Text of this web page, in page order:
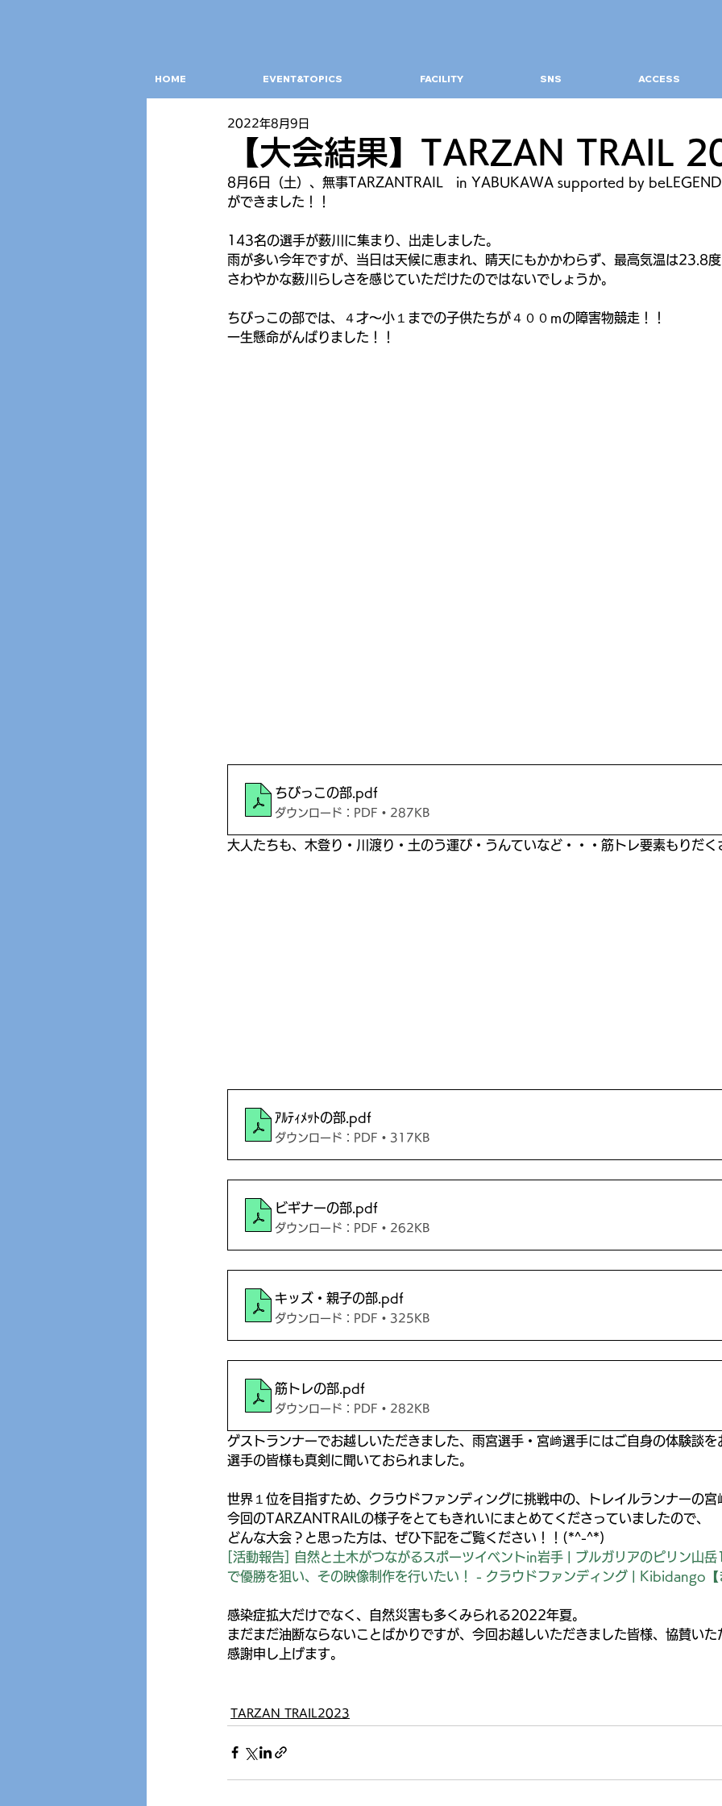
HOME EVENT&TOPICS FACILITY SNS ACCESS
【大会結果】TARZAN TRAIL
2022年8月9日
8月6日（土）、無事TARZANTRAIL　in YABUKAWA supported by beLEGEND
ができました！！
143名の選手が薮川に集まり、出走しました。
雨が多い今年ですが、当日は天候に恵まれ、晴天にもかかわらず、最高気温は23.8
さわやかな薮川らしさを感じていただけたのではないでしょうか。
ちびっこの部では、４才～小１までの子供たちが４００ｍの障害物競走！！
一生懸命がんばりました！！
ちびっこの部 .pdf
ダウンロード：PDF • 287KB
大人たちも、木登り・川渡り・土のう運び・うんていなど・・・筋トレ要素もりだく
ｱﾙﾃｨﾒｯﾄの部 .pdf
ダウンロード：PDF • 317KB
ビギナーの部 .pdf
ダウンロード：PDF • 262KB
キッズ・親子の部 .pdf
ダウンロード：PDF • 325KB
筋トレの部 .pdf
ダウンロード：PDF • 282KB
ゲストランナーでお越しいただきました、雨宮選手・宮﨑選手にはご自身の体験談を
選手の皆様も真剣に聞いておられました。
世界１位を目指すため、クラウドファンディングに挑戦中の、トレイルランナーの宮
今回のTARZANTRAILの様子をとてもきれいにまとめてくださっていましたので、
どんな大会？と思った方は、ぜひ下記をご覧ください！！(*^-^*)
[活動報告] 自然と土木がつながるスポーツイベントin岩手 | ブルガリアのピリン山
で優勝を狙い、その映像制作を行いたい！ - クラウドファンディング | Kibidango【
感染症拡大だけでなく、自然災害も多くみられる2022年夏。
まだまだ油断ならないことばかりですが、今回お越しいただきました皆様、協賛いた
感謝申し上げます。
TARZAN TRAIL2023